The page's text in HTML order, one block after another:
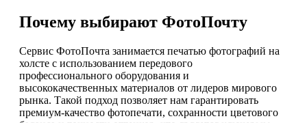
Почему выбирают ФотоПочту
Сервис ФотоПочта занимается печатью фотографий на
холсте с использованием передового
профессионального оборудования и
высококачественных материалов от лидеров мирового
рынка. Такой подход позволяет нам гарантировать
премиум-качество фотопечати, сохранности цветового